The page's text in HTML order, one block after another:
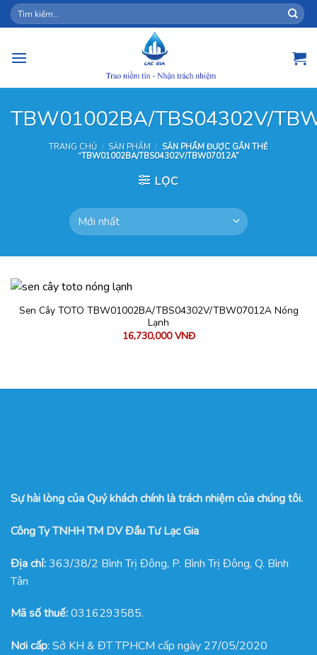
Skip
to
Tìm
kiếm:
TBW01002BA/TBS04302V/
TRANG CHỦ / SẢN PHẨM / SẢN PHẨM ĐƯỢC GẮN THẺ
“TBW01002BA/TBS04302V/TBW07012A”
LỌC
Sen Cây TOTO TBW01002BA/TBS04302V/TBW07012A Nóng
Lạnh
16,730,000VNĐ
Sự hài lòng của Quý khách chính là trách nhiệm của chúng tôi.
Công Ty TNHH TM DV Đầu Tư Lạc Gia
Địa chỉ:363/38/2 Bình Trị Đông, P. Bình Trị Đông, Q. Bình
Tân
Mã số thuế:0316293585.
Nơi cấp: Sở KH & ĐT TPHCM cấp ngày 27/05/2020